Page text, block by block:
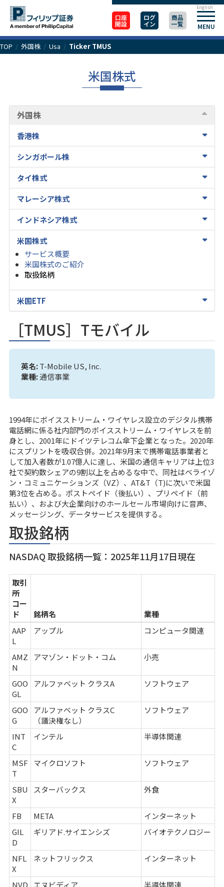
口座
開設
ログ
イン
商品
一覧 MENU
English
TOP / 外国株/ Usa / Ticker TMUS
米国株式
外国株
香港株
シンガポール株
タイ株式
マレーシア株式
インドネシア株式
米国株式
サービス概要
米国株式のご紹介
取扱銘柄
米国ETF
［TMUS］Tモバイル
英名:T-Mobile US, Inc.
業種:通信事業
1994年にボイスストリーム・ワイヤレス設立のデジタル携帯
電話網に係る社内部門のボイスストリーム・ワイヤレスを前
身とし、2001年にドイツテレコム傘下企業となった。2020年
にスプリントを吸収合併。2021年9月末で携帯電話事業者と
して加入者数が1.07億人に達し、米国の通信キャリアは上位3
社で契約数シェアの9割以上を占めるな中で、同社はベライゾ
ン・コミュニケーションズ（VZ）、AT&T（T)に次いで米国
第3位を占める。ポストペイド（後払い）、プリペイド（前
払い）、および大企業向けのホールセール市場向けに音声、
メッセージング、データサービスを提供する。
取扱銘柄
NASDAQ 取扱銘柄一覧：2025年11月17日現在
取引
所
コー
ド
銘柄名
業種
AAP
L
アップル コンピュータ関連
AMZ
N
アマゾン・ドット・コム 小売
GOO
GL
アルファベット クラスA ソフトウェア
GOO
G
アルファベット クラスC
（議決権なし）
ソフトウェア
INT
C
インテル 半導体関連
MSF
T
マイクロソフト ソフトウェア
SBU
X
スターバックス 外食
FB META
インターネット
GIL
D
ギリアド.サイエンシズ バイオテクノロジー
NFL
X
ネットフリックス インターネット
NVD
エヌビディア 半導体関連